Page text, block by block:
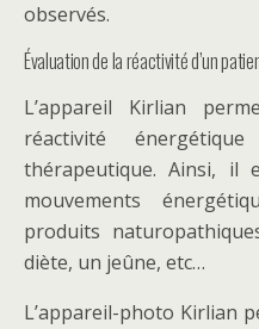
observés.
Évaluation de la réactivité d’un
L’appareil Kirlian
réactivité
thérapeutique. Ainsi, il
mouvements
produits
diète, un jeûne, etc…
L’appareil-photo Kirlian